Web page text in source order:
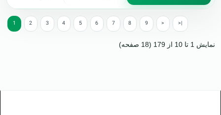
1 2 3 4 5 6 7 8 9 > >|
نمایش 1 تا 10 از 179 (18 صفحه)